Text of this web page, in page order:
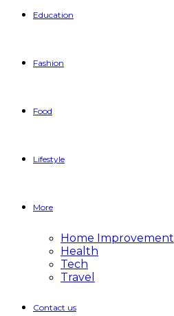
Education
Fashion
Food
Lifestyle
More
Home Improvement
Health
Tech
Travel
Contact us